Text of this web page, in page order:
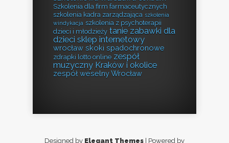
Szkolenia dla firm farmaceutycznych
szkolenia kadra zarządzająca szkolenia
windykacja szkolenia z psychoterapii
dzieci i młodzieży tanie zabawki dla
dzieci sklep internetowy
wrocław skoki spadochronowe
zdrapki lotto online zespół
muzyczny Kraków i okolice
zespół weselny Wrocław
Designed by Elegant Themes | Powered by